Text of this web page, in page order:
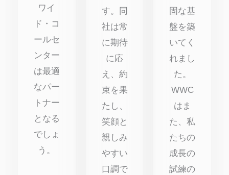
ワイ
ド・コ
ールセ
ンター
は最適
なパー
トナー
となる
でしょ
う。
す。同
社は常
に期待
に応
え、約
束を果
たし、
笑顔と
親しみ
やすい
口調で
固な基
盤を築
いてく
れまし
た。
WWC
はま
た、私
たちの
成長の
試練の